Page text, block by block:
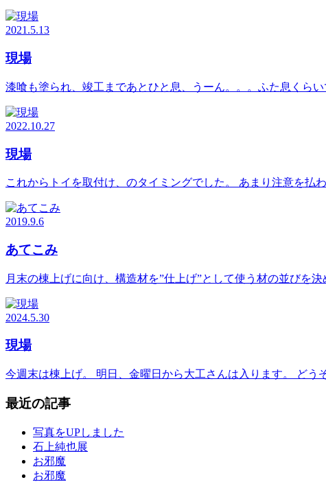
2021.5.13
現場
漆喰も塗られ、竣工まであとひと息、うーん。。。ふた息くら
2022.10.27
現場
これからトイを取付け、のタイミングでした。 あまり注意を
2019.9.6
あてこみ
月末の棟上げに向け、構造材を”仕上げ”として使う材の並びを
2024.5.30
現場
今週末は棟上げ。 明日、金曜日から大工さんは入ります。 どう
最近の記事
写真をUPしました
石上純也展
お邪魔
お邪魔